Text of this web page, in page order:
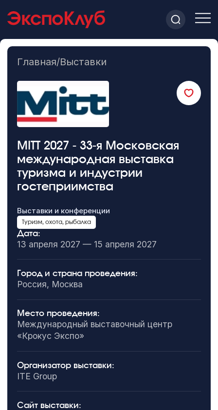
Главная/Выставки
MITT 2027 - 33-я Московская
международная выставка
туризма и индустрии
гостеприимства
Выставки и конференции
Туризм, охота, рыбалка
Дата:
13 апреля 2027 — 15 апреля 2027
Город и страна проведения:
Россия, Москва
Место проведения:
Международный выставочный центр
«Крокус Экспо»
Организатор выставки:
ITE Group
Сайт выставки: